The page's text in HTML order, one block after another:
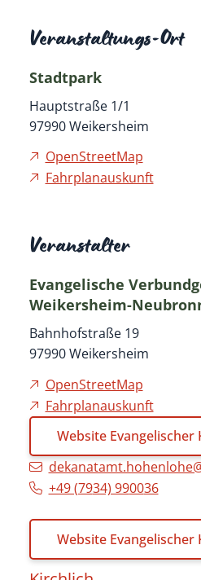
Veranstaltungs-Ort
Stadtpark
Hauptstraße 1/1
97990 Weikersheim
OpenStreetMap
Fahrplanauskunft
Veranstalter
Evangelische
Weikersheim-
Bahnhofstraße 19
97990 Weikersheim
OpenStreetMap
Fahrplanauskunft
Website
+49 (7934) 990036
Website